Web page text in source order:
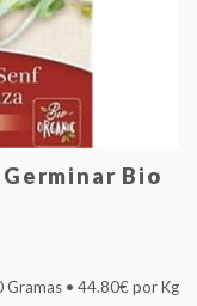
Bio
Gramas • 44.80€ por Kg